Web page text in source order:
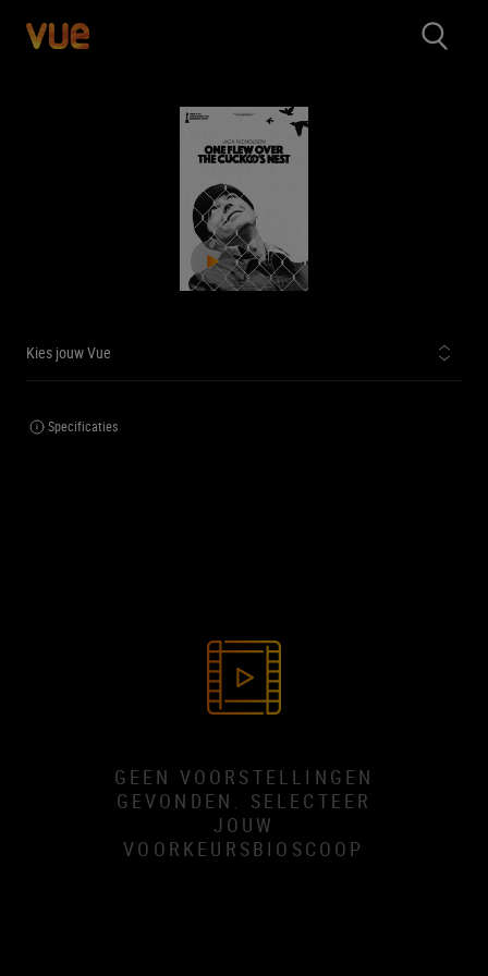
Kies jouw Vue
Specificaties
GEEN VOORSTELLINGEN
GEVONDEN. SELECTEER
JOUW
VOORKEURSBIOSCOOP